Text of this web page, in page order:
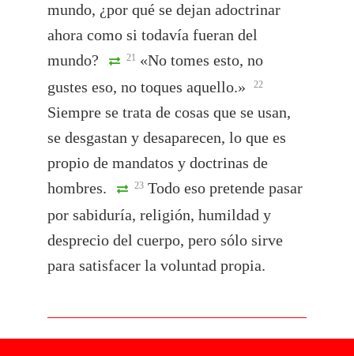
mundo, ¿por qué se dejan adoctrinar
ahora como si todavía fueran del
mundo?
21 «No tomes esto, no
gustes eso, no toques aquello.»
22
Siempre se trata de cosas que se usan,
se desgastan y desaparecen, lo que es
propio de mandatos y doctrinas de
hombres.
23 Todo eso pretende pasar
por sabiduría, religión, humildad y
desprecio del cuerpo, pero sólo sirve
para satisfacer la voluntad propia.